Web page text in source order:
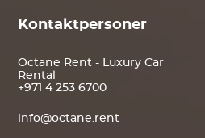
Kontaktpersoner
Octane Rent - Luxury Car
Rental
+971 4 253 6700
info@octane.rent